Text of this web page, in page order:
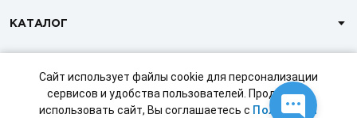
Сайт использует файлы cookie для персонализации
сервисов и удобства пользователей. Продолжая
использовать сайт, Вы соглашаетесь с Политикой
КАТАЛОГ